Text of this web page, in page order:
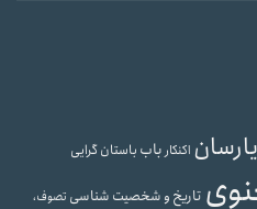
اکنکارباب باستان گرایی
تاریخ و شخصیت شناسی تصوف،